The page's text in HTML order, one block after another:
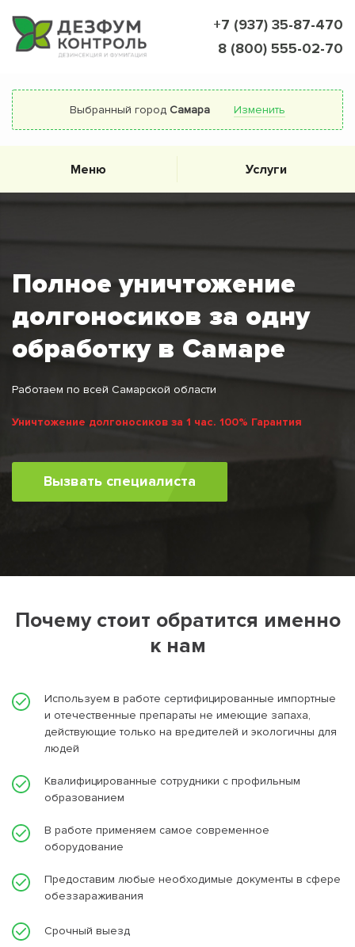
+7 (937) 35-87-470
8 (800) 555-02-70
Выбранный город Самара Изменить
Меню Услуги
Полное уничтожение
долгоносиков за одну
обработку в Самаре
Работаем по всей Самарской области
Уничтожение долгоносиков за 1 час. 100% Гарантия
Вызвать специалиста
Почему стоит обратится именно
к нам
Используем в работе сертифицированные импортные
и отечественные препараты не имеющие запаха,
действующие только на вредителей и экологичны для
людей
Квалифицированные сотрудники с профильным
образованием
В работе применяем самое современное
оборудование
Предоставим любые необходимые документы в сфере
обеззараживания
Срочный выезд